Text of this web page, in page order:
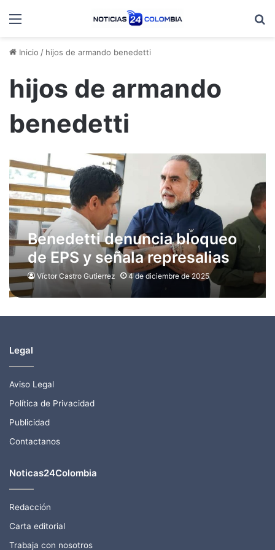
Menú
Inicio / hijos de armando benedetti
hijos de armando
benedetti
Benedetti denuncia bloqueo
de EPS y señala represalias
por su apoyo a la reforma a la
salud
Víctor Castro Gutierrez 4 de diciembre de 2025
Legal
Aviso Legal
Política de Privacidad
Publicidad
Contactanos
Noticas24Colombia
Redacción
Carta editorial
Trabaja con nosotros